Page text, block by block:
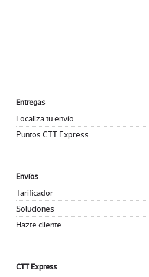
Entregas
Localiza tu envío
Puntos CTT Express
Envíos
Tarificador
Soluciones
Hazte cliente
CTT Express